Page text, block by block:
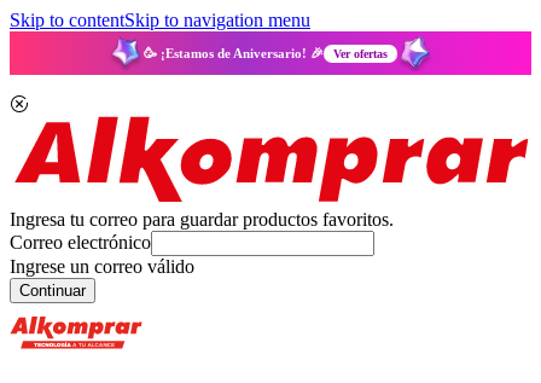
Skip to contentSkip to navigation menu
🥳 ¡Estamos de Aniversario! 🎉 Ver ofertas
Ingresa tu correo para guardar productos favoritos.
Correo electrónico
Ingrese un correo válido
Continuar